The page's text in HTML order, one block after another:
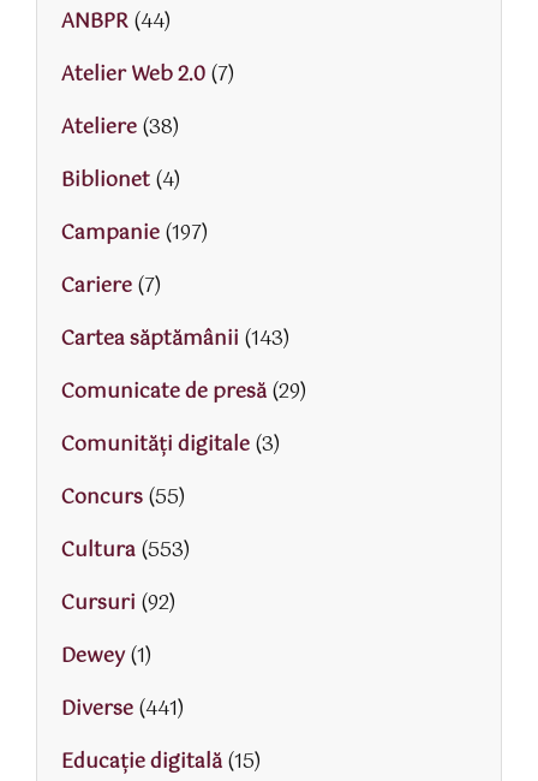
ANBPR(44)
Atelier Web 2.0(7)
Ateliere(38)
Biblionet(4)
Campanie(197)
Cariere(7)
Cartea săptămânii (143)
Comunicate de presă(29)
Comunități digitale(3)
Concurs(55)
Cultura(553)
Cursuri (92)
Dewey(1)
Diverse(441)
Educaţie digitală(15)